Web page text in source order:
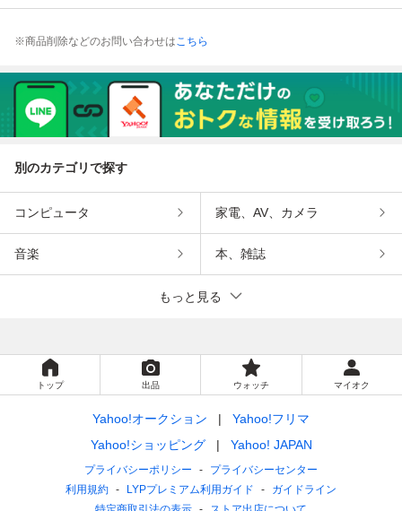
※商品削除などのお問い合わせはこちら
別のカテゴリで探す
コンピュータ 家電、AV、カメラ
音楽 本、雑誌
もっと見る
トップ 出品 ウォッチ マイオク
Yahoo!オークション
Yahoo!フリマ
Yahoo!ショッピング
Yahoo! JAPAN
プライバシーポリシー
プライバシーセンター
利用規約
LYPプレミアム利用ガイド
ガイドライン